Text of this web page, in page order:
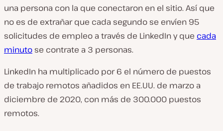
una persona con la que conectaron en el sitio. Así que
no es de extrañar que cada segundo se envíen 95
solicitudes de empleo a través de LinkedIn y que cada
minuto se contrate a 3 personas.
LinkedIn ha multiplicado por 6 el número de puestos
de trabajo remotos añadidos en EE.UU. de marzo a
diciembre de 2020, con más de 300.000 puestos
remotos.